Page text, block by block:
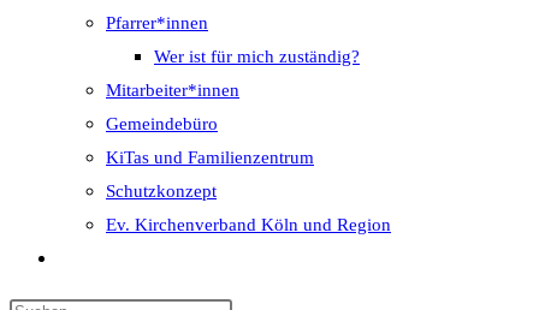
Pfarrer*innen
Wer ist für mich zuständig?
Mitarbeiter*innen
Gemeindebüro
KiTas und Familienzentrum
Schutzkonzept
Ev. Kirchenverband Köln und Region